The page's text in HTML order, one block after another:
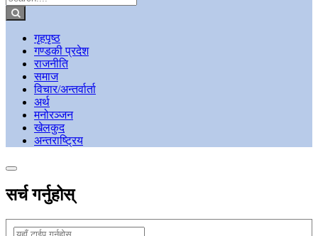
गृहपृष्ठ
गण्डकी प्रदेश
राजनीति
समाज
विचार/अन्तर्वार्ता
अर्थ
मनोरञ्जन
खेलकुद
अन्तराष्ट्रिय
सर्च गर्नुहोस्